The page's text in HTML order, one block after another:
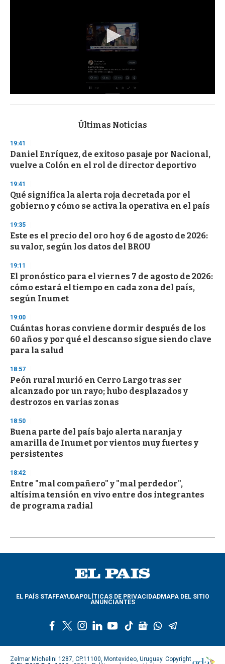
s
d
s
o
f
3
s
c
n
d
Últimas Noticias
19:41
Daniel Enríquez, de exitoso pasaje por Nacional,
vuelve a Colón en el rol de director deportivo
19:41
Qué significa la alerta roja decretada por el
gobierno y cómo se activa la operativa en el país
19:35
Este es el precio del oro hoy 6 de agosto de 2026:
su valor, según los datos del BROU
19:11
El pronóstico para el viernes 7 de agosto de 2026:
cómo estará el tiempo en cada zona del país,
según Inumet
19:00
Cuántas horas conviene dormir después de los
60 años y por qué el descanso sigue siendo clave
para la salud
18:57
Peón rural murió en Cerro Largo tras ser
alcanzado por un rayo; hubo desplazados y
destrozos en varias zonas
18:50
Buena parte del país bajo alerta naranja y
amarilla de Inumet por vientos muy fuertes y
persistentes
18:42
Entre "mal compañero" y "mal perdedor",
altísima tensión en vivo entre dos integrantes
de programa radial
EL PAÍS STAFFAYUDAPOLÍTICAS DE PRIVACIDADMAPA DEL SITIO
ANUNCIANTES
c
e
w
i
s
t
l
n
k
y
u
t
k
g
o
w
a
l
e
Zelmar Michelini 1287, CP.11100, Montevideo, Uruguay. Copyright